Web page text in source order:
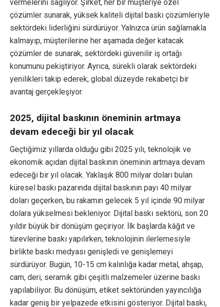
vermelerini sağlıyor. Şirket, her bir müşteriye özel
çözümler sunarak, yüksek kaliteli dijital baskı çözümleriyle
sektördeki liderliğini sürdürüyor. Yalnızca ürün sağlamakla
kalmayıp, müşterilerine her aşamada değer katacak
çözümler de sunarak, sektördeki güvenilir iş ortağı
konumunu pekiştiriyor. Ayrıca, sürekli olarak sektördeki
yenilikleri takip ederek, global düzeyde rekabetçi bir
avantaj gerçekleşiyor.
2025, dijital baskının öneminin artmaya
devam edeceği bir yıl olacak
Geçtiğimiz yıllarda olduğu gibi 2025 yılı, teknolojik ve
ekonomik açıdan dijital baskının öneminin artmaya devam
edeceği bir yıl olacak. Yaklaşık 800 milyar doları bulan
küresel baskı pazarında dijital baskının payı 40 milyar
doları geçerken, bu rakamın gelecek 5 yıl içinde 90 milyar
dolara yükselmesi bekleniyor. Dijital baskı sektörü, son 20
yıldır büyük bir dönüşüm geçiriyor. İlk başlarda kâğıt ve
türevlerine baskı yapılırken, teknolojinin ilerlemesiyle
birlikte baskı medyası genişledi ve genişlemeyi
sürdürüyor. Bugün, 10-15 cm kalınlığa kadar metal, ahşap,
cam, deri, seramik gibi çeşitli malzemeler üzerine baskı
yapılabiliyor. Bu dönüşüm, etiket sektöründen yayıncılığa
kadar geniş bir yelpazede etkisini gösteriyor. Dijital baskı,